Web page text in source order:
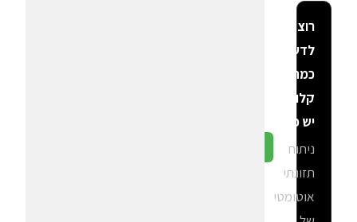
רוצה
לדעת
כמה
קלוריות
יש פה?
ניתוח
תזונתי
אוטומטי